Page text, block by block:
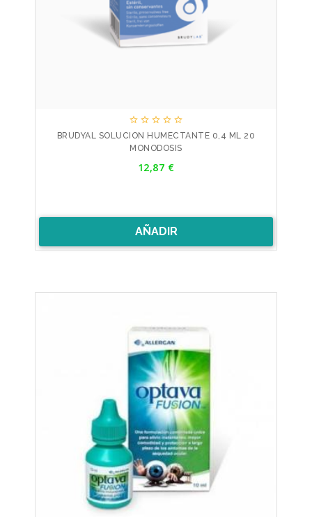
    
BRUDYAL SOLUCION HUMECTANTE 0,4 ML 20
MONODOSIS
12,87 €
AÑADIR